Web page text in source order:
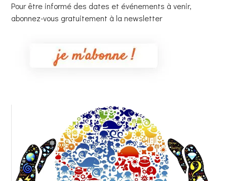
Pour être informé des dates et événements à venir,
abonnez-vous gratuitement à la newsletter